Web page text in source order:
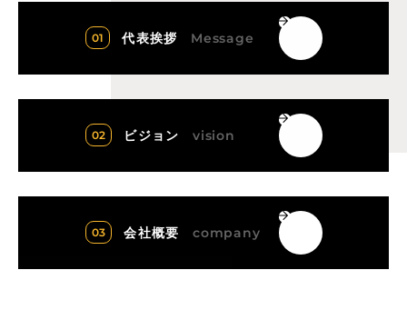
代表挨拶 Message
ビジョン vision
会社概要 company